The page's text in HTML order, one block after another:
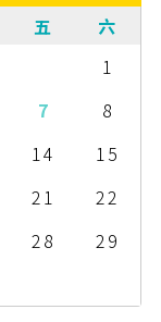
t
五
六
1
7
8
14
15
21
22
28
29